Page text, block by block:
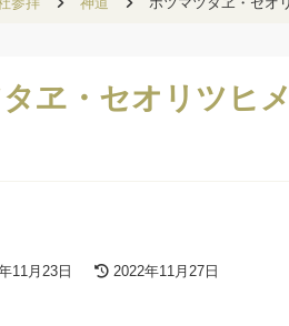
参拝 神道 ホツマツタヱ・セオ
ヱ・セオリツヒ
11月23日 2022年11月27日